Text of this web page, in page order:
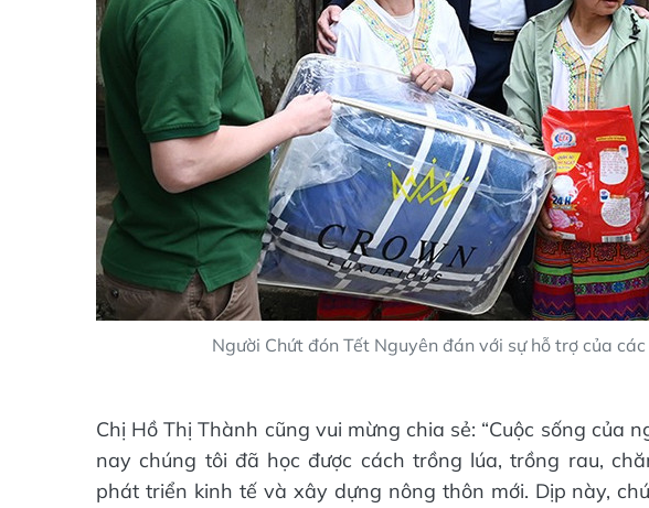
Người Chứt đón Tết Nguyên đán với sự hỗ trợ của
Chị Hồ Thị Thành cũng vui mừng chia sẻ: “Cuộc sống của
nay chúng tôi đã học được cách trồng lúa, trồng rau,
phát triển kinh tế và xây dựng nông thôn mới. Dịp này,